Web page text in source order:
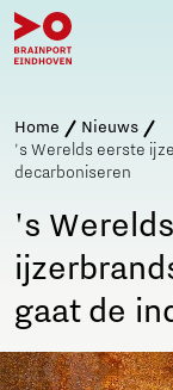
Home
Nieuws
's Werelds eerste
decarboniseren
's
gaat de